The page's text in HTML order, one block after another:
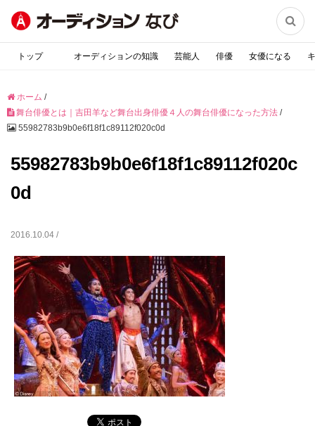

トップ オーディションの知識 芸能人 俳優 女優になる
ホーム /
舞台俳優とは｜吉田羊など舞台出身俳優４人の舞台俳優になった方法 /
55982783b9b0e6f18f1c89112f020c0d
55982783b9b0e6f18f1c89112f020c
0d
2016.10.04 /